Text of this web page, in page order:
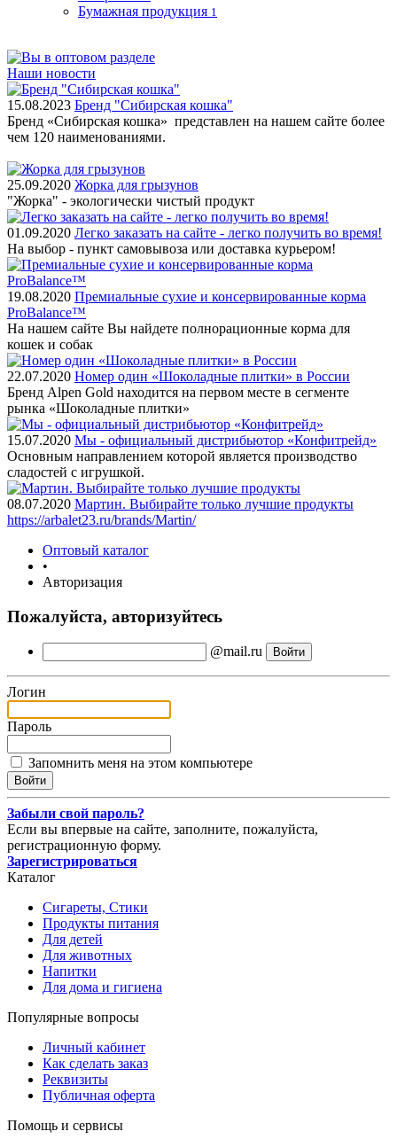
Бумажная продукция 1
Наши новости
15.08.2023 Бренд "Сибирская кошка"
Бренд «Сибирская кошка» представлен на нашем сайте более
чем 120 наименованиями.
25.09.2020 Жорка для грызунов
"Жорка" - экологически чистый продукт
01.09.2020 Легко заказать на сайте - легко получить во время!
На выбор - пункт самовывоза или доставка курьером!
19.08.2020 Премиальные сухие и консервированные корма
ProBalance™
На нашем сайте Вы найдете полнорационные корма для
кошек и собак
22.07.2020 Номер один «Шоколадные плитки» в России
Бренд Alpen Gold находится на первом месте в сегменте
рынка «Шоколадные плитки»
15.07.2020 Мы - официальный дистрибьютор «Конфитрейд»
Основным направлением которой является производство
сладостей с игрушкой.
08.07.2020 Мартин. Выбирайте только лучшие продукты
https://arbalet23.ru/brands/Martin/
Оптовый каталог
•
Авторизация
Пожалуйста, авторизуйтесь
@mail.ru
Логин
Пароль
Запомнить меня на этом компьютере
Забыли свой пароль?
Если вы впервые на сайте, заполните, пожалуйста,
регистрационную форму.
Зарегистрироваться
Каталог
Сигареты, Стики
Продукты питания
Для детей
Для животных
Напитки
Для дома и гигиена
Популярные вопросы
Личный кабинет
Как сделать заказ
Реквизиты
Публичная оферта
Помощь и сервисы